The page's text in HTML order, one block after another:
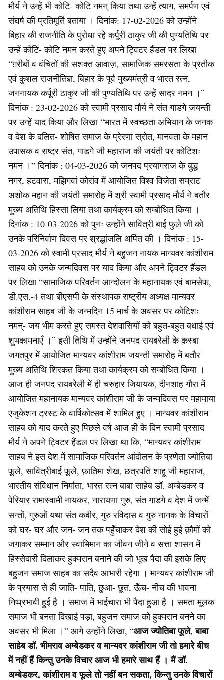
मौर्य ने उन्हें भी कोटि- कोटि नमन् किया तथा उन्हें त्याग, समर्पण एवं
संघर्ष की प्रतिमूर्ति बताया । दिनांक: 17-02-2026 को उन्होंने
बिहार की राजनीति के पुरोधा रहे कर्पूरी ठाकुर जी की पुण्यतिथि पर
उन्हें कोटि- कोटि नमन करते हुए अपने ट्विटर हैंडल पर लिखा
“ग़रीबों व वंचितों की सशक्त आवाज़, सामाजिक समरसता के प्रतीक
एवं कुशल राजनीतिज्ञ, बिहार के पूर्व मुख्यमंत्री व भारत रत्न,
जननायक कर्पूरी ठाकुर जी की पुण्यतिथि पर उन्हें सादर नमन ।”
दिनांक : 23-02-2026 को स्वामी प्रसाद मौर्य ने संत गाडगे जयन्ती
पर उन्हें याद किया और लिखा “भारत में स्वच्छता अभियान के जनक
व देश के दलित- शोषित समाज के प्रेरणा स्रोत, मानवता के महान
उपासक व राष्ट्र संत, गाडगे जी महाराज की जयंती पर कोटिशः
नमन ।” दिनांक : 04-03-2026 को जनपद प्रयागराज के बुद्ध
नगर, हटवारा, मझिगवां कोरांव में आयोजित विश्व विजेता सम्राट
अशोक महान की जयंती समारोह में श्री स्वामी प्रसाद मौर्य ने बतौर
मुख्य अतिथि हिस्सा लिया तथा कार्यक्रम को सम्बोधित किया ।
दिनांक : 10-03-2026 को पुनः उन्होंने सावित्री बाई फुले जी को
उनके परिनिर्वाण दिवस पर श्रद्धांजलि अर्पित की । दिनांक : 15-
03-2026 को स्वामी प्रसाद मौर्य ने बहुजन नायक मान्यवर कांशीराम
साहब को उनके जन्मदिवस पर याद किया और अपने ट्विटर हैंडल
पर लिखा “सामाजिक परिवर्तन आन्दोलन के महानायक एवं बामसेफ,
डी.एस.-4 तथा बीएसपी के संस्थापक राष्ट्रीय अध्यक्ष मान्यवर
कांशीराम साहब जी के जन्मदिन 15 मार्च के अवसर पर कोटिशः
नमन्- जय भीम करते हुए समस्त देशवासियों को बहुत-बहुत बधाई एवं
शुभकामनाएँ ।” इसी तिथि में उन्होंने जनपद रायबरेली के क़स्बा
जगतपुर में आयोजित मान्यवर कांशीराम जयन्ती समारोह में बतौर
मुख्य अतिथि शिरकत किया तथा कार्यक्रम को सम्बोधित किया ।
आज ही जनपद रायबरेली में ही चरुहार जियायक, दीनशाह गौरा में
आयोजित महानायक मान्यवर कांशीराम जी के जन्मदिवस पर महामाया
एजुकेशन ट्रस्ट के वार्षिकोत्सव में शामिल हुए । मान्यवर कांशीराम
साहब को याद करते हुए पिछले वर्ष आज ही के दिन स्वामी प्रसाद
मौर्य ने अपने ट्विटर हैंडल पर लिखा था कि, “मान्यवर कांशीराम
साहब ने इस देश में सामाजिक परिवर्तन आंदोलन के प्रणेता ज्योतिबा
फूले, सावित्रीबाई फूले, फ़ातिमा शेख, छत्रपति शाहू जी महाराज,
भारतीय संविधान निर्माता, भारत रत्न बाबा साहेब डॉ. अम्बेडकर व
पेरियार रामास्वामी नायकर, नारायणा गुरु, संत गाडगे व देश में जन्में
सन्तों, गुरुओं यथा संत कबीर, गुरु रविदास व गुरु नानक के विचारों
को घर- घर और जन- जन तक पहुँचाकर देश की सोई हुई क़ौमों को
जगाकर सम्मान और स्वाभिमान का जीवन जीने व सत्ता शासन में
हिस्सेदारी दिलाकर हुक्मरान बनाने की जो भूख पैदा की इसके लिए
बहुजन समाज साहब का सदैव आभारी रहेगा । मान्यवर कांशीराम जी
के प्रयास से ही जाति- पाति, छुआ- छूत, ऊँच- नीच की भावना
निष्प्रभावी हुई है । समाज में भाईचारा भी पैदा हुआ है । समता मूलक
समाज भी बनता दिखाई पड़ा, बहुजन समाज को हुक्मरान बनने का
अवसर भी मिला ।” आगे उन्होंने लिखा, “आज ज्योतिबा फूले, बाबा
साहेब डॉ. भीमराव अम्बेडकर व मान्यवर कांशीराम जी तो हमारे बीच
में नहीं हैं किन्तु उनके विचार आज भी हमारे साथ हैं । मैं डॉ.
अम्बेडकर, कांशीराम व फूले तो नहीं बन सकता, किन्तु उनके विचारों